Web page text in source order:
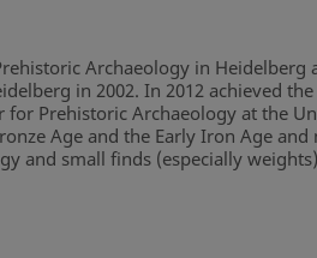
Archaeology in Heidelberg
in 2002. In 2012 achieved
Prehistoric Archaeology at the
Age and the Early Iron Age
and small finds (especially